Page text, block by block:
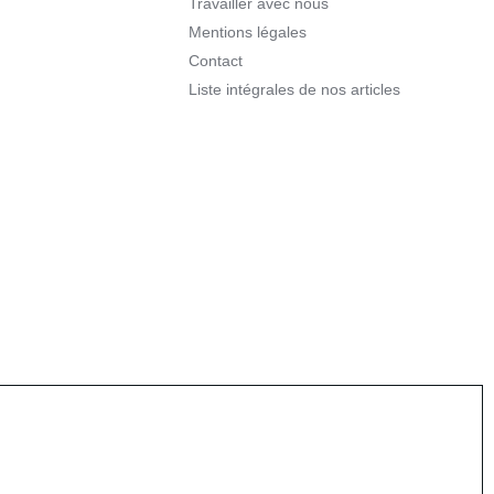
Travailler avec nous
Mentions légales
Contact
Liste intégrales de nos articles